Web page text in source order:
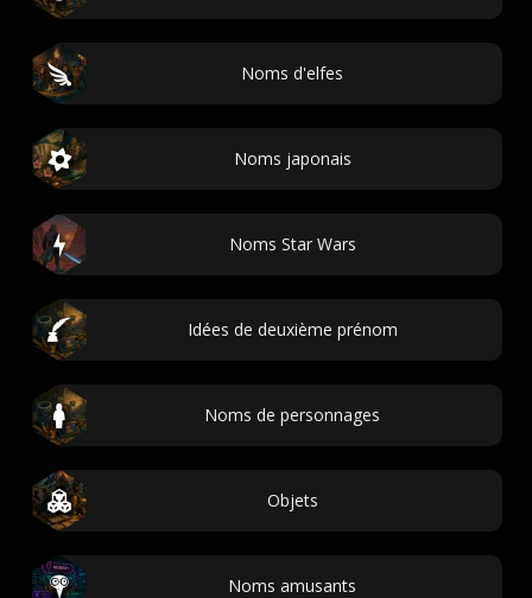
Noms d'elfes
Noms japonais
Noms Star Wars
Idées de deuxième prénom
Noms de personnages
Objets
Noms amusants